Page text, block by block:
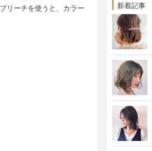
リーチを使うと、カラー
新着記事